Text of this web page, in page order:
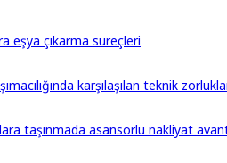
eşya çıkarma süreçleri
karşılaşılan teknik
taşınmada asansörlü nakliyat